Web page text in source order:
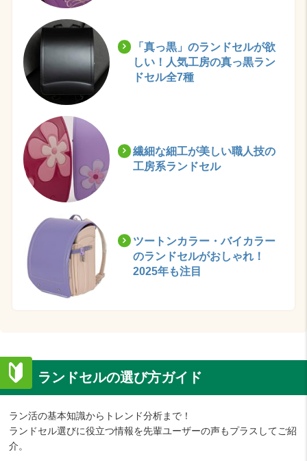
「真っ黒」のランドセルが欲
しい！人気工房の真っ黒ラン
ドセル全7種
繊細な細工が美しい職人技の
工房系ランドセル
ツートンカラー・バイカラー
のランドセルがおしゃれ！
2025年も注目
ランドセルの選び方ガイド
ラン活の基本知識からトレンド分析まで！
ランドセル選びに役立つ情報を先輩ユーザーの声もプラスしてご紹
介。